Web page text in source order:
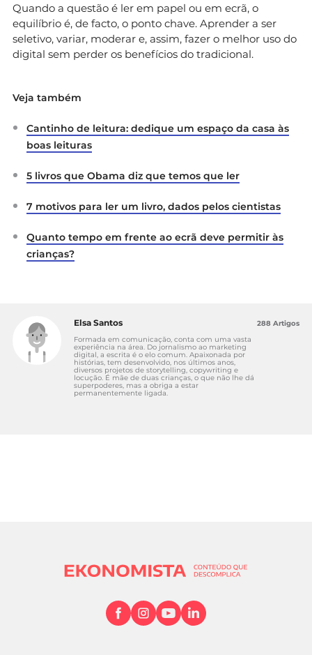
Quando a questão é ler em papel ou em ecrã, o
equilíbrio é, de facto, o ponto chave. Aprender a ser
seletivo, variar, moderar e, assim, fazer o melhor uso do
digital sem perder os benefícios do tradicional.
Veja também
Cantinho de leitura: dedique um espaço da casa às
boas leituras
5 livros que Obama diz que temos que ler
7 motivos para ler um livro, dados pelos cientistas
Quanto tempo em frente ao ecrã deve permitir às
crianças?
Elsa Santos
Formada em comunicação, conta com uma vasta
experiência na área. Do jornalismo ao marketing
digital, a escrita é o elo comum. Apaixonada por
histórias, tem desenvolvido, nos últimos anos,
diversos projetos de storytelling, copywriting e
locução. É mãe de duas crianças, o que não lhe dá
superpoderes, mas a obriga a estar
permanentemente ligada.
288 Artigos